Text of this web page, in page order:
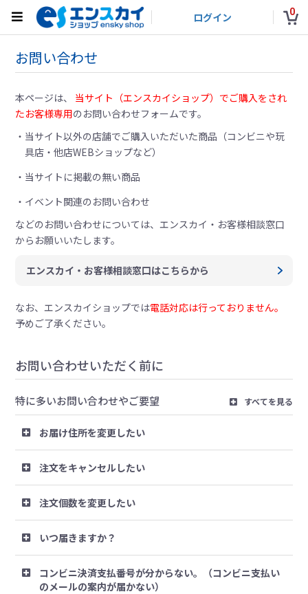
ログイン 0
お問い合わせ
本ページは、 当サイト（エンスカイショップ）でご購入をされ
たお客様専用のお問い合わせフォームです。
当サイト以外の店舗でご購入いただいた商品（コンビニや玩
具店・他店WEBショップなど）
当サイトに掲載の無い商品
イベント関連のお問い合わせ
などのお問い合わせについては、エンスカイ・お客様相談窓口
からお願いいたします。
エンスカイ・お客様相談窓口はこちらから
なお、エンスカイショップでは電話対応は行っておりません。
予めご了承ください。
お問い合わせいただく前に
特に多いお問い合わせやご要望 すべてを見る
お届け住所を変更したい
注文をキャンセルしたい
注文個数を変更したい
いつ届きますか？
コンビニ決済支払番号が分からない。（コンビニ支払い
のメールの案内が届かない）